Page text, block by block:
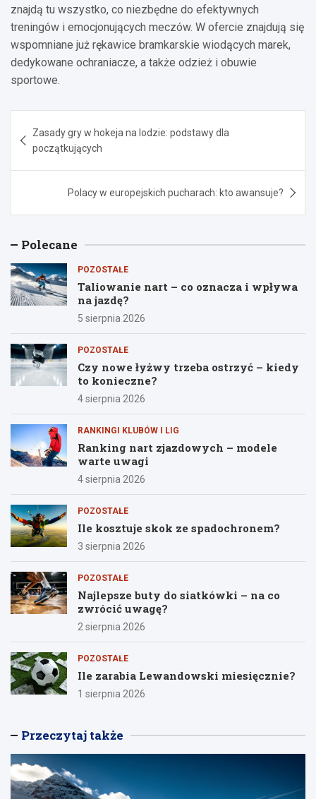
znajdą tu wszystko, co niezbędne do efektywnych
treningów i emocjonujących meczów. W ofercie znajdują się
wspomniane już rękawice bramkarskie wiodących marek,
dedykowane ochraniacze, a także odzież i obuwie
sportowe.
wpisu
Zasady gry w hokeja na lodzie: podstawy dla
początkujących
Polacy w europejskich pucharach: kto awansuje?
Polecane
POZOSTAŁE
Taliowanie nart – co oznacza i wpływa
na jazdę?
5 sierpnia 2026
POZOSTAŁE
Czy nowe łyżwy trzeba ostrzyć – kiedy
to konieczne?
4 sierpnia 2026
RANKINGI KLUBÓW I LIG
Ranking nart zjazdowych – modele
warte uwagi
4 sierpnia 2026
POZOSTAŁE
Ile kosztuje skok ze spadochronem?
3 sierpnia 2026
POZOSTAŁE
Najlepsze buty do siatkówki – na co
zwrócić uwagę?
2 sierpnia 2026
POZOSTAŁE
Ile zarabia Lewandowski miesięcznie?
1 sierpnia 2026
Przeczytaj także